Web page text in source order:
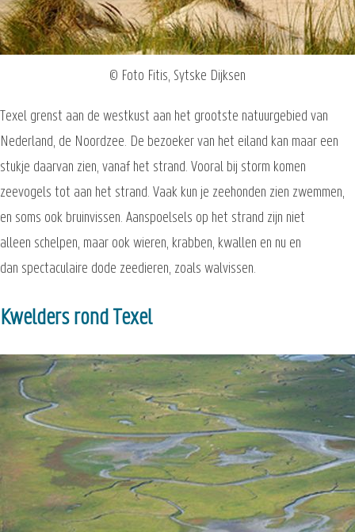
© Foto Fitis, Sytske Dijksen
Texel grenst aan de westkust aan het grootste natuurgebied van
Nederland, de Noordzee. De bezoeker van het eiland kan maar een
stukje daarvan zien, vanaf het strand. Vooral bij storm komen
zeevogels tot aan het strand. Vaak kun je zeehonden zien zwemmen,
en soms ook bruinvissen. Aanspoelsels op het strand zijn niet
alleen schelpen, maar ook wieren, krabben, kwallen en nu en
dan spectaculaire dode zeedieren, zoals walvissen.
Kwelders rond Texel